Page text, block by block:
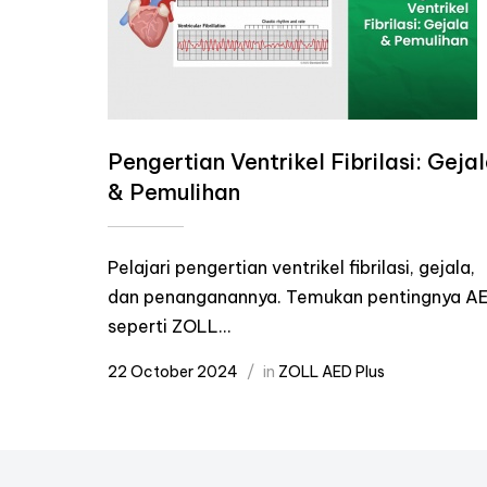
Pengertian Ventrikel Fibrilasi:
& Pemulihan
Pelajari pengertian ventrikel fibrilasi, gejala,
dan penanganannya. Temukan pentingnya
seperti ZOLL...
22 October 2024 in ZOLL AED Plus